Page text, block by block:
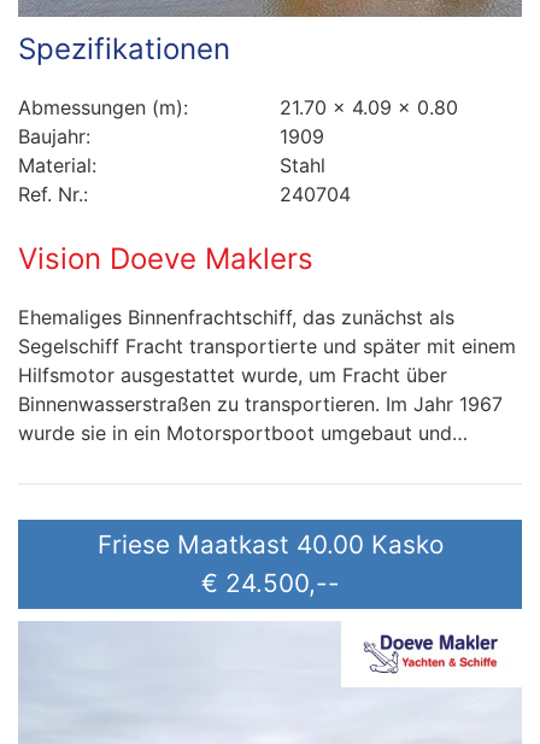
Spezifikationen
Abmessungen (m):
21.70 x 4.09 x 0.80
Baujahr:
1909
Material:
Stahl
Ref. Nr.:
240704
Vision Doeve Maklers
Ehemaliges Binnenfrachtschiff, das zunächst als
Segelschiff Fracht transportierte und später mit einem
Hilfsmotor ausgestattet wurde, um Fracht über
Binnenwasserstraßen zu transportieren. Im Jahr 1967
wurde sie in ein Motorsportboot umgebaut und…
Friese Maatkast 40.00 Kasko
€ 24.500,--